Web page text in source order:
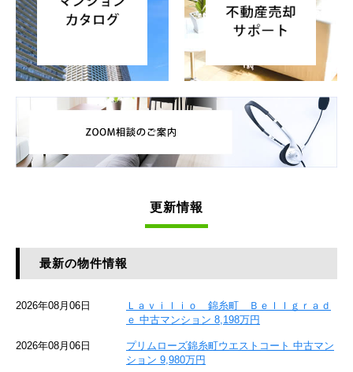
更新情報
最新の物件情報
2026年08月06日
Ｌａｖｉｌｉｏ 錦糸町 Ｂｅｌｌｇｒａｄ
ｅ 中古マンション 8,198万円
2026年08月06日
プリムローズ錦糸町ウエストコート 中古マン
ション 9,980万円